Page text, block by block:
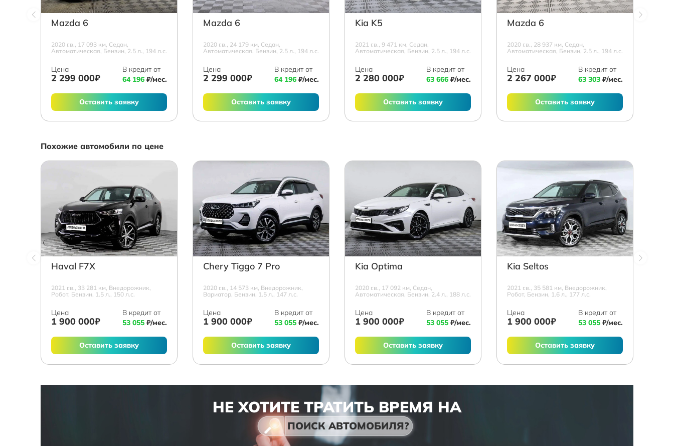
Mazda 6
2020 г.в., 17 093 км, Седан,
Автоматическая, Бензин, 2.5 л., 194 л.с.
Цена
2 299 000₽
В кредит от
64 196 ₽/мес.
Оставить заявку
Mazda 6
2020 г.в., 24 179 км, Седан,
Автоматическая, Бензин, 2.5 л., 194 л.с.
Цена
2 299 000₽
В кредит от
64 196 ₽/мес.
Оставить заявку
Kia K5
2021 г.в., 9 471 км, Седан,
Автоматическая, Бензин, 2.5 л., 194 л.с.
Цена
2 280 000₽
В кредит от
63 666 ₽/мес.
Оставить заявку
Mazda 6
2020 г.в., 28 937 км, Седан,
Автоматическая, Бензин, 2.5 л., 194 л.с.
Цена
2 267 000₽
В кредит от
63 303 ₽/мес.
Оставить заявку
Похожие автомобили по цене
Haval F7X
2021 г.в., 33 281 км, Внедорожник,
Робот, Бензин, 1.5 л., 150 л.с.
Цена
1 900 000₽
В кредит от
53 055 ₽/мес.
Оставить заявку
Chery Tiggo 7 Pro
2020 г.в., 14 573 км, Внедорожник,
Вариатор, Бензин, 1.5 л., 147 л.с.
Цена
1 900 000₽
В кредит от
53 055 ₽/мес.
Оставить заявку
Kia Optima
2020 г.в., 17 092 км, Седан,
Автоматическая, Бензин, 2.4 л., 188 л.с.
Цена
1 900 000₽
В кредит от
53 055 ₽/мес.
Оставить заявку
Kia Seltos
2021 г.в., 35 581 км, Внедорожник,
Робот, Бензин, 1.6 л., 177 л.с.
Цена
1 900 000₽
В кредит от
53 055 ₽/мес.
Оставить заявку
НЕ ХОТИТЕ ТРАТИТЬ ВРЕМЯ НА
ПОИСК АВТОМОБИЛЯ?